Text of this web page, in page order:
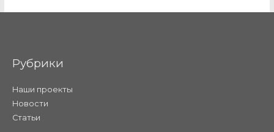
Рубрики
Наши проекты
Новости
Статьи